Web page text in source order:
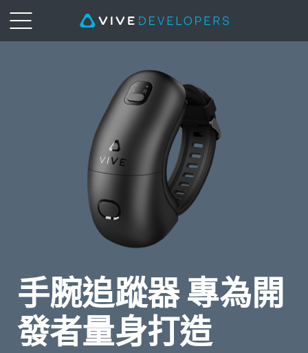
手腕追蹤器 專為開
發者量身打造